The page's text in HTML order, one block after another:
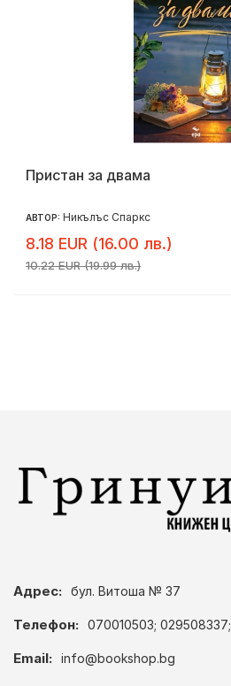
Пристан за двама
АВТОР: Никълъс Спаркс
8.18 EUR (16.00 лв.)
10.22 EUR (19.99 лв.)
Адрес: бул. Витоша № 37
Телефон: 070010503; 029508337;
Email: info@bookshop.bg